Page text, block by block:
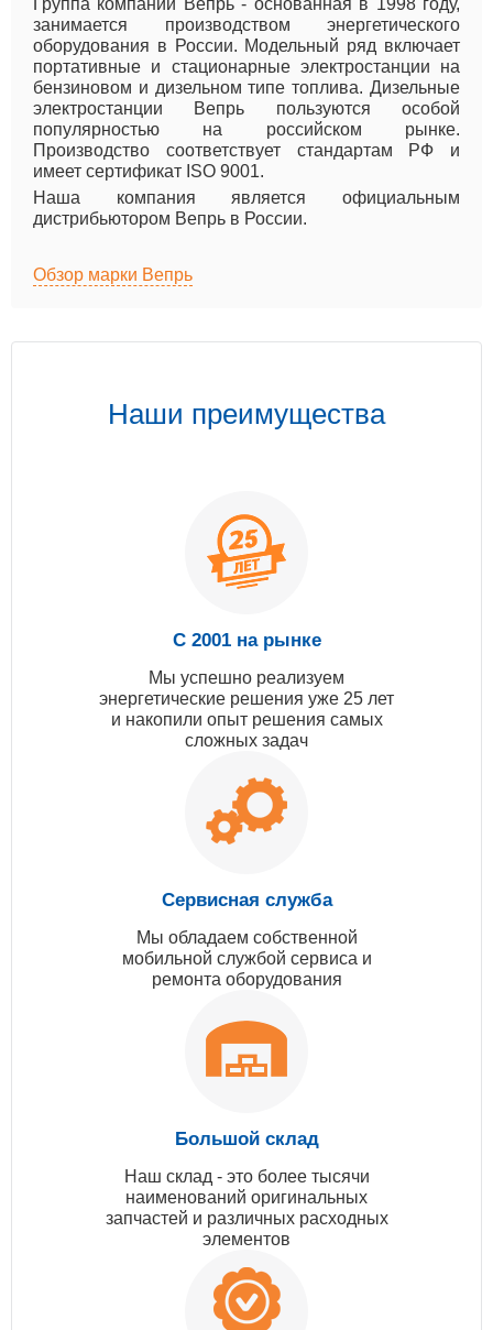
Группа компаний Вепрь - основанная в 1998 году,
занимается производством энергетического
оборудования в России. Модельный ряд включает
портативные и стационарные электростанции на
бензиновом и дизельном типе топлива. Дизельные
электростанции Вепрь пользуются особой
популярностью на российском рынке.
Производство соответствует стандартам РФ и
имеет сертификат ISO 9001.
Наша компания является официальным
дистрибьютором Вепрь в России.
Обзор марки Вепрь
Наши преимущества
С 2001 на рынке
Мы успешно реализуем
энергетические решения уже 25 лет
и накопили опыт решения самых
сложных задач
Сервисная служба
Мы обладаем собственной
мобильной службой сервиса и
ремонта оборудования
Большой склад
Наш склад - это более тысячи
наименований оригинальных
запчастей и различных расходных
элементов